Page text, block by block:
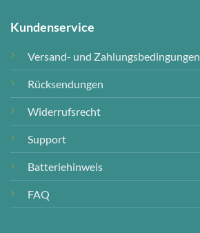
Kundenservice
Versand- und Zahlungsbedingungen
Rücksendungen
Widerrufsrecht
Support
Batteriehinweis
FAQ